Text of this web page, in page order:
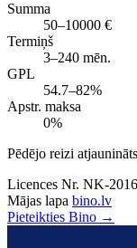
Summa
50–10000 €
Termiņš
3–240 mēn.
GPL
54.7–82%
Apstr. maksa
0%
Pēdējo reizi
Licences Nr. NK-
Mājas lapa bino.lv
Pieteikties Bino →